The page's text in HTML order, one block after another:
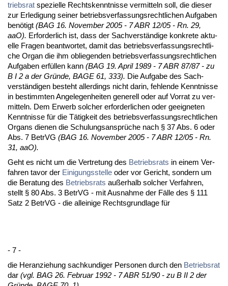
triebs­rat spe­zi­el­le Rechts­kennt­nis­se ver­mit­teln soll, die die­ser
zur Er­le­di­gung sei­ner be­triebs­ver­fas­sungs­recht­li­chen Auf­ga­ben
benötigt (BAG 16. No­vem­ber 2005 - 7 ABR 12/05 - Rn. 29,
aaO). Er­for­der­lich ist, dass der Sach­verständi­ge kon­kre­te ak­tu­
el­le Fra­gen be­ant­wor­tet, da­mit das be­triebs­ver­fas­sungs­recht­li­
che Or­gan die ihm ob­lie­gen­den be­triebs­ver­fas­sungs­recht­li­chen
Auf­ga­ben erfüllen kann (BAG 19. April 1989 - 7 ABR 87/87 - zu
B I 2 a der Gründe, BA­GE 61, 333). Die Auf­ga­be des Sach­
verständi­gen be­steht al­ler­dings nicht dar­in, feh­len­de Kennt­nis­se
in be­stimm­ten An­ge­le­gen­hei­ten ge­ne­rell oder auf Vor­rat zu ver­
mit­teln. Dem Er­werb sol­cher er­for­der­li­chen oder ge­eig­ne­ten
Kennt­nis­se für die Tätig­keit des be­triebs­ver­fas­sungs­recht­li­chen
Or­gans die­nen die Schu­lungs­ansprüche nach § 37 Abs. 6 oder
Abs. 7 Be­trVG (BAG 16. No­vem­ber 2005 - 7 ABR 12/05 - Rn.
31, aaO).
Geht es nicht um die Ver­tre­tung des Be­triebs­rats in ei­nem Ver­
fah­ren ta­vor der Ei­ni­gungs­stel­le oder vor Ge­richt, son­dern um
die Be­ra­tung des Be­triebs­rats außer­halb sol­cher Ver­fah­ren,
stellt § 80 Abs. 3 Be­trVG - mit Aus­nah­me der Fälle des § 111
Satz 2 Be­trVG - die al­lei­ni­ge Rechts­grund­la­ge für
- 7 -
die Her­an­zie­hung sach­kun­di­ger Per­so­nen durch den Be­triebs­rat
dar (vgl. BAG 26. Fe­bru­ar 1992 - 7 ABR 51/90 - zu B II 2 der